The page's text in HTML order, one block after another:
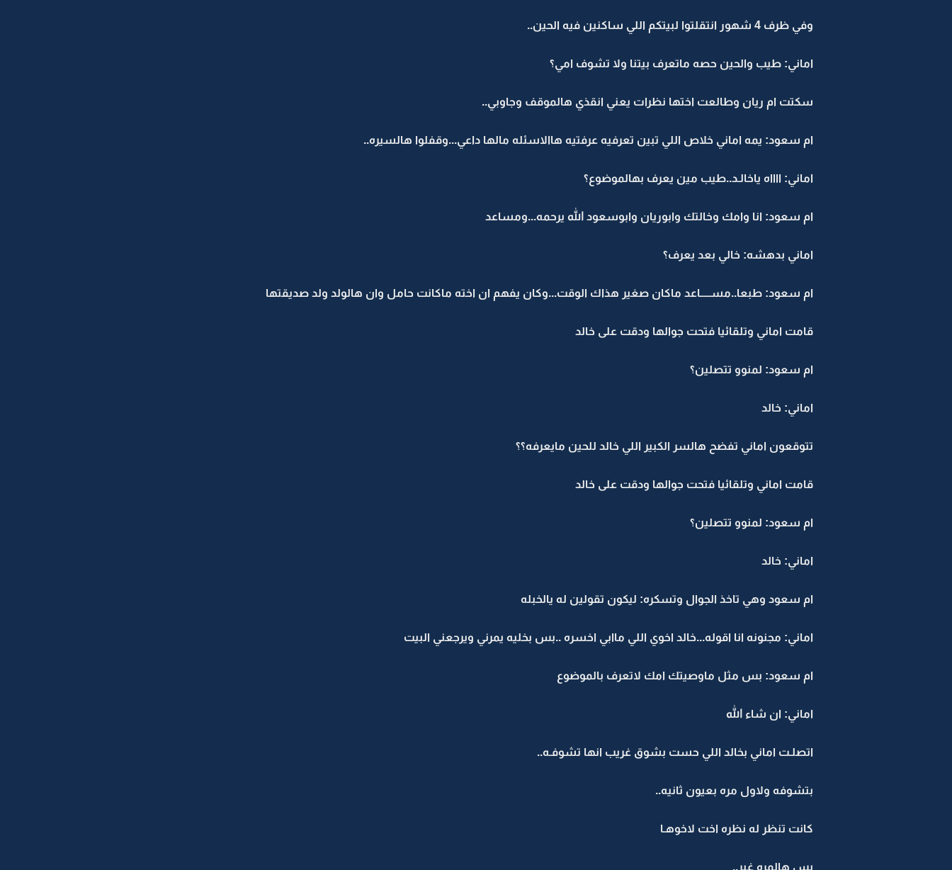
وفي ظرف 4 شهور انتقلتوا لبيتكم اللي ساكنين فيه الحين..
اماني: طيب والحين حصه ماتعرف بيتنا ولا تشوف امي؟
سكتت ام ريان وطالعت اختها نظرات يعني انقذي هالموقف وجاوبي..
ام سعود: يمه اماني خلاص اللي تبين تعرفيه عرفتيه هاالاسئله مالها داعي...وقفلوا هالسيره..
اماني: ااااه ياخالـد..طيب مين يعرف بهالموضوع؟
ام سعود: انا وامك وخالتك وابوريان وابوسعود الله يرحمه...ومساعد
اماني بدهشه: خالي بعد يعرف؟
ام سعود: طبعا..مســـــاعد ماكان صغير هذاك الوقت...وكان يفهم ان اخته ماكانت حامل وان هالولد ولد صديقتها
قامت اماني وتلقائيا فتحت جوالها ودقت على خالد
ام سعود: لمنوو تتصلين؟
اماني: خالد
تتوقعون اماني تفضح هالسر الكبير اللي خالد للحين مايعرفه؟؟
قامت اماني وتلقائيا فتحت جوالها ودقت على خالد
ام سعود: لمنوو تتصلين؟
اماني: خالد
ام سعود وهي تاخذ الجوال وتسكره: ليكون تقولين له يالخبله
اماني: مجنونه انا اقوله...خالد اخوي اللي ماابي اخسره ..بس بخليه يمرني ويرجعني البيت
ام سعود: بس مثل ماوصيتك امك لاتعرف بالموضوع
اماني: ان شاء الله
اتصلـت اماني بخالد اللي حست بشوق غريب انها تشوفـه..
بتشوفه ولاول مره بعيون ثانيه..
كانت تنظر له نظره اخت لاخوهـا
بس هالمره غير..